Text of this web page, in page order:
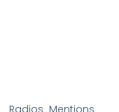
Radios Mentions